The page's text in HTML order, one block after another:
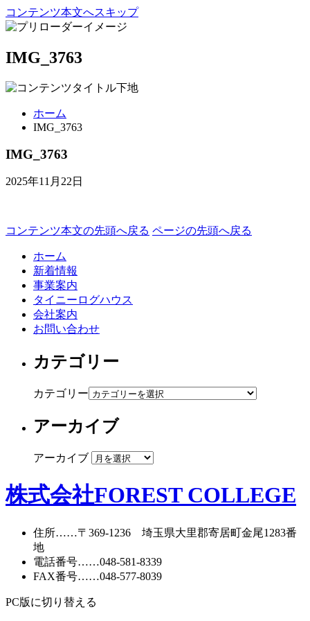
コンテンツ本文へスキップ
IMG_3763
ホーム
IMG_3763
IMG_3763
2025年11月22日
コンテンツ本文の先頭へ戻る ページの先頭へ戻る
ホーム
新着情報
事業案内
タイニーログハウス
会社案内
お問い合わせ
カテゴリー
カテゴリー
アーカイブ
アーカイブ
株式会社FOREST COLLEGE
住所……〒369-1236 埼玉県大里郡寄居町金尾1283番
地
電話番号……048-581-8339
FAX番号……048-577-8039
PC版に切り替える